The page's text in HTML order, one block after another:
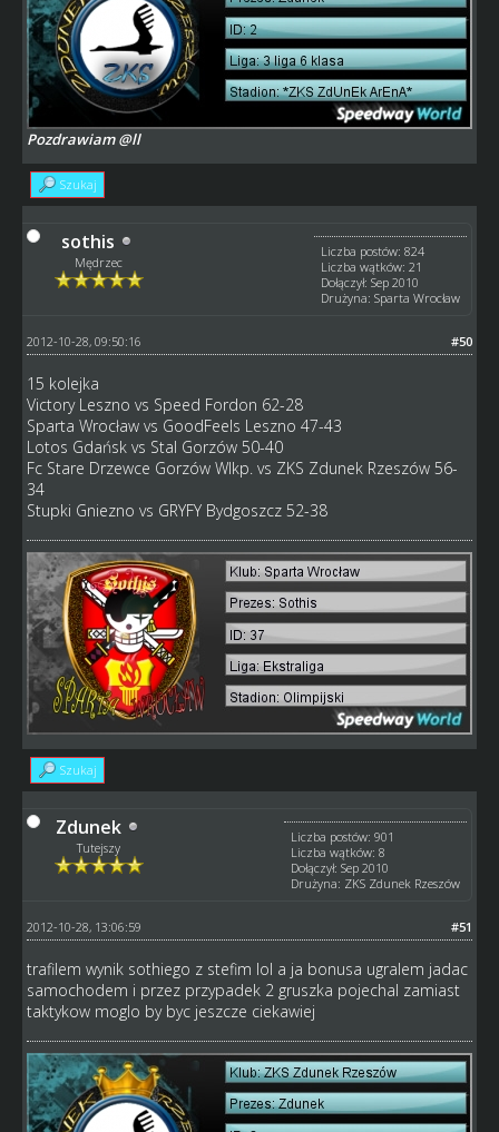
Pozdrawiam @ll
Szukaj
sothis
Mędrzec
Liczba postów: 824
Liczba wątków: 21
Dołączył: Sep 2010
Drużyna: Sparta Wrocław
#50
2012-10-28, 09:50:16
15 kolejka
Victory Leszno vs Speed Fordon 62-28
Sparta Wrocław vs GoodFeels Leszno 47-43
Lotos Gdańsk vs Stal Gorzów 50-40
Fc Stare Drzewce Gorzów Wlkp. vs ZKS Zdunek Rzeszów 56-
34
Stupki Gniezno vs GRYFY Bydgoszcz 52-38
Szukaj
Zdunek
Tutejszy
Liczba postów: 901
Liczba wątków: 8
Dołączył: Sep 2010
Drużyna: ZKS Zdunek Rzeszów
#51
2012-10-28, 13:06:59
trafilem wynik sothiego z stefim lol a ja bonusa ugralem jadac
samochodem i przez przypadek 2 gruszka pojechal zamiast
taktykow moglo by byc jeszcze ciekawiej